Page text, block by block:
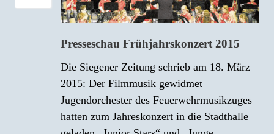
Presseschau Frühjahrskonzert 2015
Die Siegener Zeitung schrieb am 18. März
2015: Der Filmmusik gewidmet
Jugendorchester des Feuerwehrmusikzuges
hatten zum Jahreskonzert in die Stadthalle